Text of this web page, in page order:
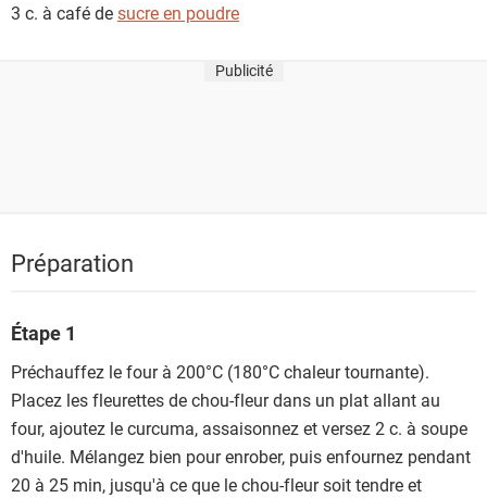
3 c. à café desucre en poudre
Publicité
Préparation
Étape 1
Préchauffez le four à 200°C (180°C chaleur tournante).
Placez les fleurettes de chou-fleur dans un plat allant au
four, ajoutez le curcuma, assaisonnez et versez 2 c. à soupe
d'huile. Mélangez bien pour enrober, puis enfournez pendant
20 à 25 min, jusqu'à ce que le chou-fleur soit tendre et